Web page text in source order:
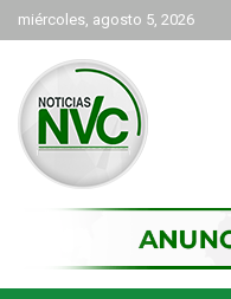
Saltar
al
contenido
miércoles, agosto 5, 2026
NVC Noticias